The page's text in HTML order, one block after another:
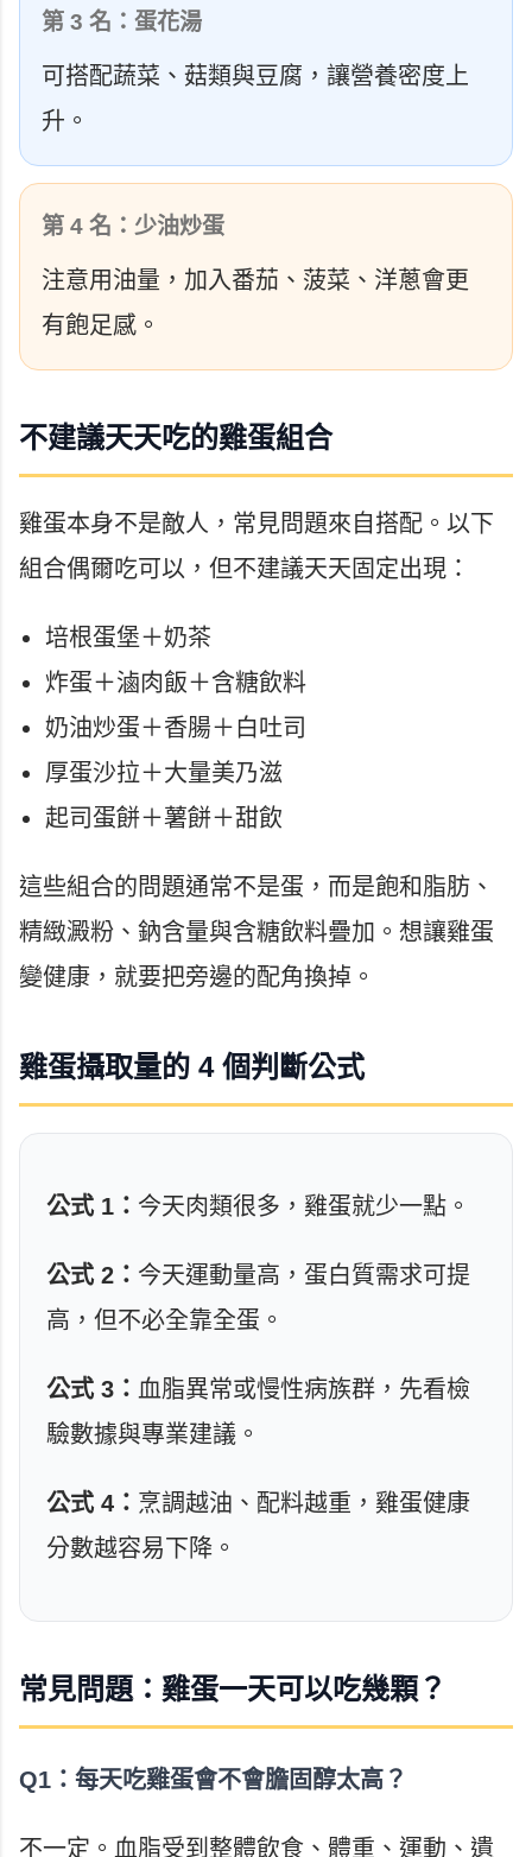
第 3 名：蛋花湯
可搭配蔬菜、菇類與豆腐，讓營養密度上
升。
第 4 名：少油炒蛋
注意用油量，加入番茄、菠菜、洋蔥會更
有飽足感。
不建議天天吃的雞蛋組合
雞蛋本身不是敵人，常見問題來自搭配。以下
組合偶爾吃可以，但不建議天天固定出現：
培根蛋堡＋奶茶
炸蛋＋滷肉飯＋含糖飲料
奶油炒蛋＋香腸＋白吐司
厚蛋沙拉＋大量美乃滋
起司蛋餅＋薯餅＋甜飲
這些組合的問題通常不是蛋，而是飽和脂肪、
精緻澱粉、鈉含量與含糖飲料疊加。想讓雞蛋
變健康，就要把旁邊的配角換掉。
雞蛋攝取量的 4 個判斷公式
公式 1： 今天肉類很多，雞蛋就少一點。
公式 2： 今天運動量高，蛋白質需求可提
高，但不必全靠全蛋。
公式 3： 血脂異常或慢性病族群，先看檢
驗數據與專業建議。
公式 4： 烹調越油、配料越重，雞蛋健康
分數越容易下降。
常見問題：雞蛋一天可以吃幾顆？
Q1：每天吃雞蛋會不會膽固醇太高？
不一定。血脂受到整體飲食、體重、運動、遺